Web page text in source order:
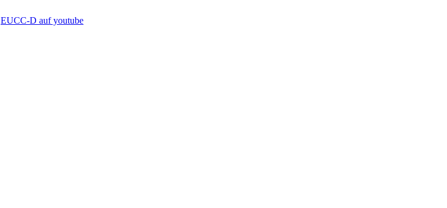
EUCC-D auf youtube